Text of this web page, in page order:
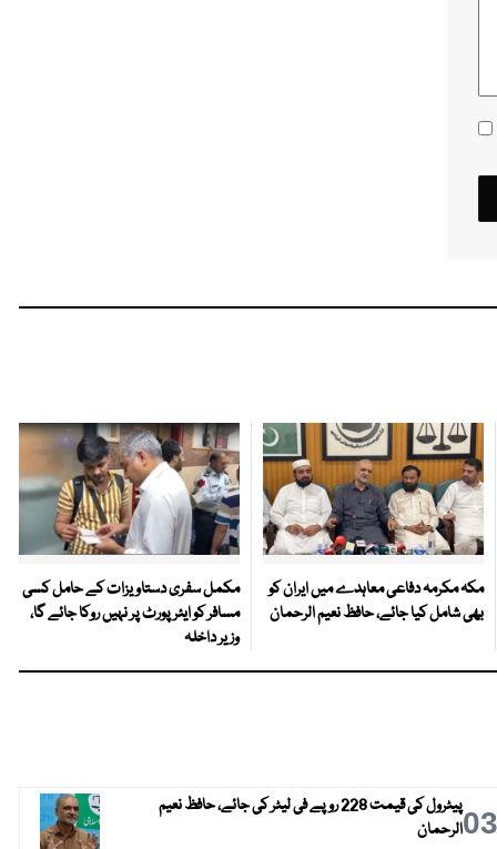
مکہ مکرمہ دفاعی معاہدے میں ایران کو
بھی شامل کیا جائے، حافظ نعیم الرحمان
مکمل سفری دستاویزات کے حامل کسی
مسافر کو ایئرپورٹ پر نہیں روکا جائے گا،
وزیر داخلہ
03
پیٹرول کی قیمت 228 روپے فی لیٹر کی جائے، حافظ نعیم
الرحمان